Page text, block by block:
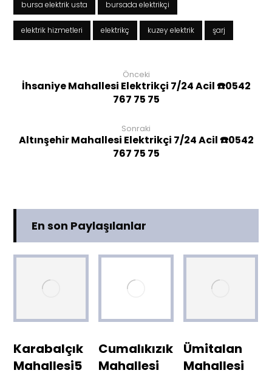
bursa elektrik usta bursada elektrikçi
elektrik hizmetleri elektrikç kuzey elektrik şarj
Önceki
İhsaniye Mahallesi Elektrikçi 7/24 Acil ☎️0542
767 75 75
Sonraki
Altınşehir Mahallesi Elektrikçi 7/24 Acil ☎️0542
767 75 75
En son Paylaşılanlar
Karabalçık
Mahallesi5
Cumalıkızık
Mahallesi
Ümitalan
Mahallesi